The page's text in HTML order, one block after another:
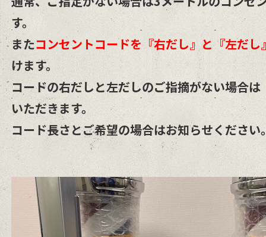
す。
またコンセントコードを『右だし』と『左だし
けます。
コードの右だしと左だしのご指摘がない場合
いただきます。
コード長さとご希望の場合はお知らせください